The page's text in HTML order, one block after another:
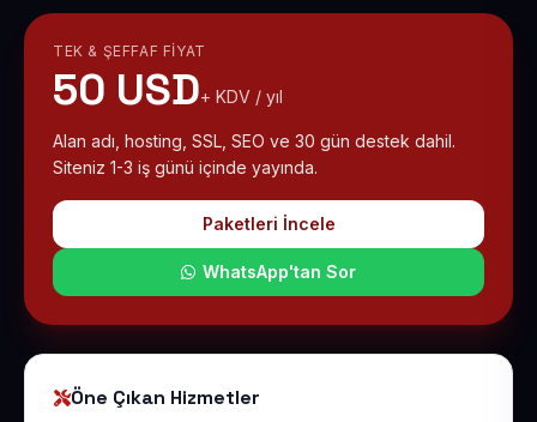
TEK & ŞEFFAF FIYAT
50 USD+ KDV / yıl
Alan adı, hosting, SSL, SEO ve 30 gün destek dahil.
Siteniz 1-3 iş günü içinde yayında.
Paketleri İncele
WhatsApp'tan Sor
Öne Çıkan Hizmetler